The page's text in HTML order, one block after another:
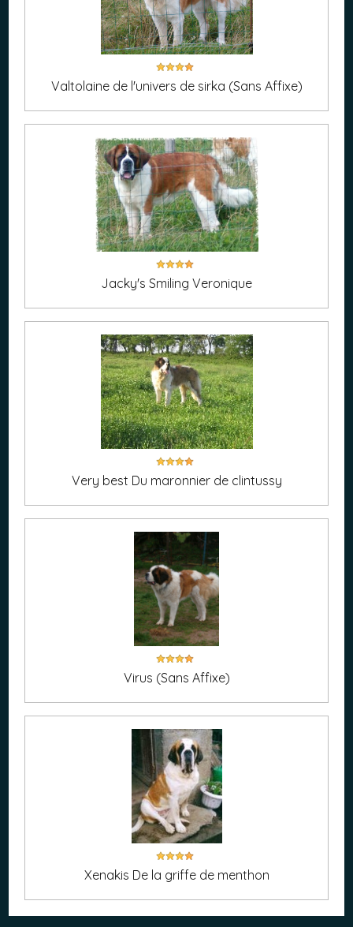
Valtolaine de l'univers de sirka (Sans Affixe)
Jacky's Smiling Veronique
Very best Du maronnier de clintussy
Virus (Sans Affixe)
Xenakis De la griffe de menthon